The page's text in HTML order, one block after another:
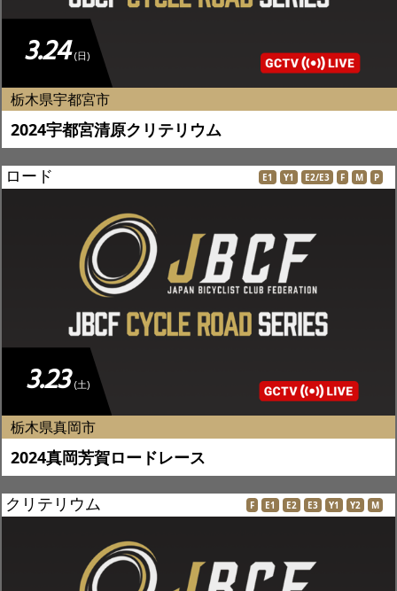
3.24 (日)
栃木県宇都宮市
2024宇都宮清原クリテリウム
ロード E1 Y1 E2/E3 F M P
3.23 (土)
栃木県真岡市
2024真岡芳賀ロードレース
クリテリウム F E1 E2 E3 Y1 Y2 M